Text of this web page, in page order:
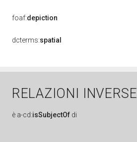
foaf:depiction
dcterms:spatial
RELAZIONI INVERSE
è a-cd:isSubjectOf di